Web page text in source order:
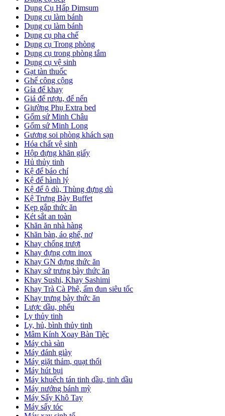
Dụng Cụ Hấp Dimsum
Dụng cụ làm bánh
Dụng cụ làm bánh
Dụng cụ pha chế
Dụng cụ Trong phòng
Dụng cụ trong phòng tắm
Dụng cụ vệ sinh
Gạt tàn thuốc
Ghế công cộng
Gía để khay
Giá để rượu, để nến
Giường Phụ Extra bed
Gốm sứ Minh Châu
Gốm sứ Minh Long
Gương soi phòng khách sạn
Hóa chất vệ sinh
Hộp đựng khăn giấy
Hủ thủy tinh
Kệ để báo chí
Kệ để hành lý
Kệ để ô dù, Thùng đựng dù
Kệ Trưng Bày Buffet
Kẹp gắp thức ăn
Két sắt an toàn
Khăn ăn nhà hàng
Khăn bàn, áo ghế, nơ
Khay chống trượt
Khay đựng cơm inox
Khay GN đựng thức ăn
Khay sứ trưng bày thức ăn
Khay Sushi, Khay Sashimi
Khay Trà Cà Phê, ấm đun siêu tốc
Khay trưng bày thức ăn
Lược dầu, phểu
Ly thủy tinh
Ly, hủ, bình thủy tinh
Mâm Kính Xoay Bàn Tiệc
Máy chà sàn
Máy đánh giày
Máy giặt thảm, quạt thổi
Máy hút bụi
Máy khuếch tán tinh dầu, tinh dầu
Máy nướng bánh mỳ
Máy Sấy Khô Tay
Máy sấy tóc